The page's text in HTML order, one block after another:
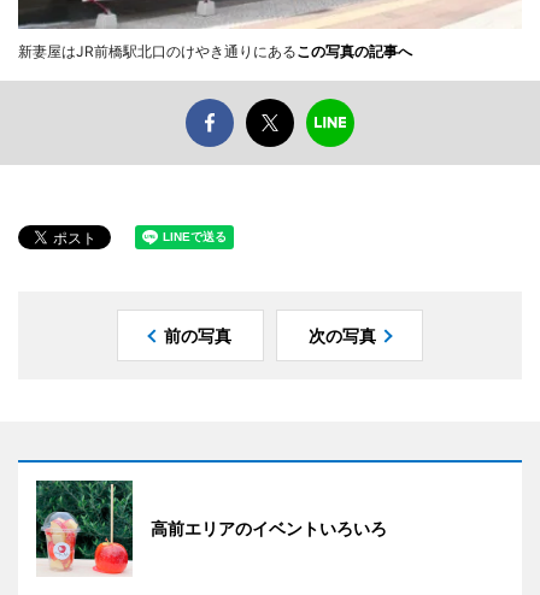
新妻屋はJR前橋駅北口のけやき通りにあるこの写真の記事へ
前の写真 次の写真
高前エリアのイベントいろいろ